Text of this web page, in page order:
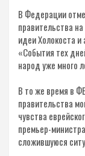
В Федерации
правительства
идеи Холокоста
«События тех
народ уже много
В то же время в
правительства
чувства
премьер-
сложившуюся